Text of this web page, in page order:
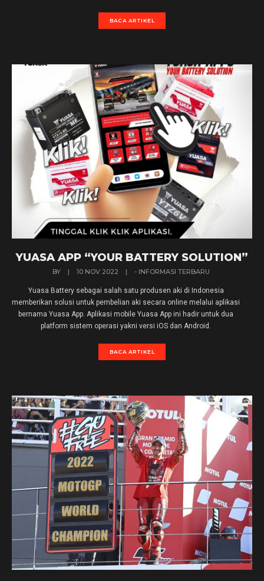
BACA ARTIKEL
YUASA APP “YOUR BATTERY SOLUTION”
BY | 10 NOV 2022 | - INFORMASI TERBARU
Yuasa Battery sebagai salah satu produsen aki di Indonesia
memberikan solusi untuk pembelian aki secara online melalui aplikasi
bernama Yuasa App. Aplikasi mobile Yuasa App ini hadir untuk dua
platform sistem operasi yakni versi iOS dan Android.
BACA ARTIKEL